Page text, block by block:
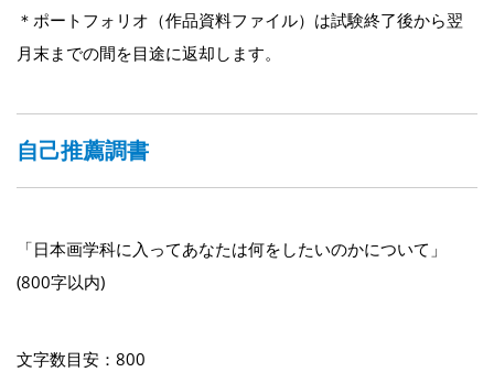
＊ポートフォリオ（作品資料ファイル）は試験終了後から翌
月末までの間を目途に返却します。
自己推薦調書
「日本画学科に入ってあなたは何をしたいのかについて」
(800字以内)
文字数目安：800